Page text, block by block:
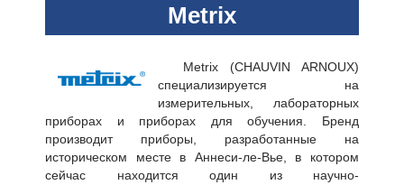
Metrix
Metrix (CHAUVIN ARNOUX)
специализируется на
измерительных, лабораторных
приборах и приборах для обучения. Бренд
производит приборы, разработанные на
историческом месте в Аннеси-ле-Вье, в котором
сейчас находится один из научно-